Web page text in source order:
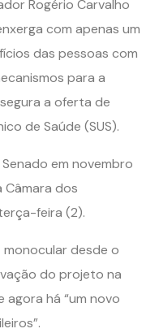
Rogério Carvalho
com apenas um
das pessoas com
para a
a oferta de
de Saúde (SUS).
em novembro
Câmara dos
feira (2).
monocular desde o
do projeto na
agora há “um novo